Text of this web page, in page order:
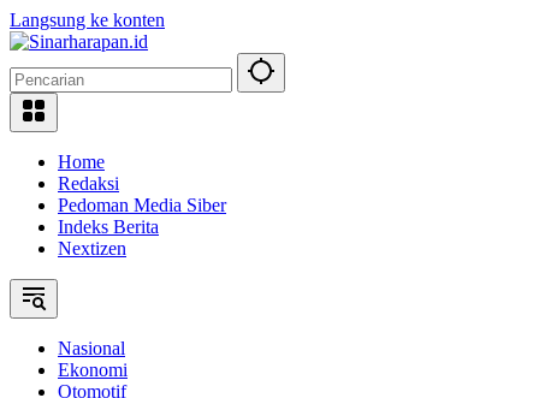
Langsung ke konten
Home
Redaksi
Pedoman Media Siber
Indeks Berita
Nextizen
Nasional
Ekonomi
Otomotif